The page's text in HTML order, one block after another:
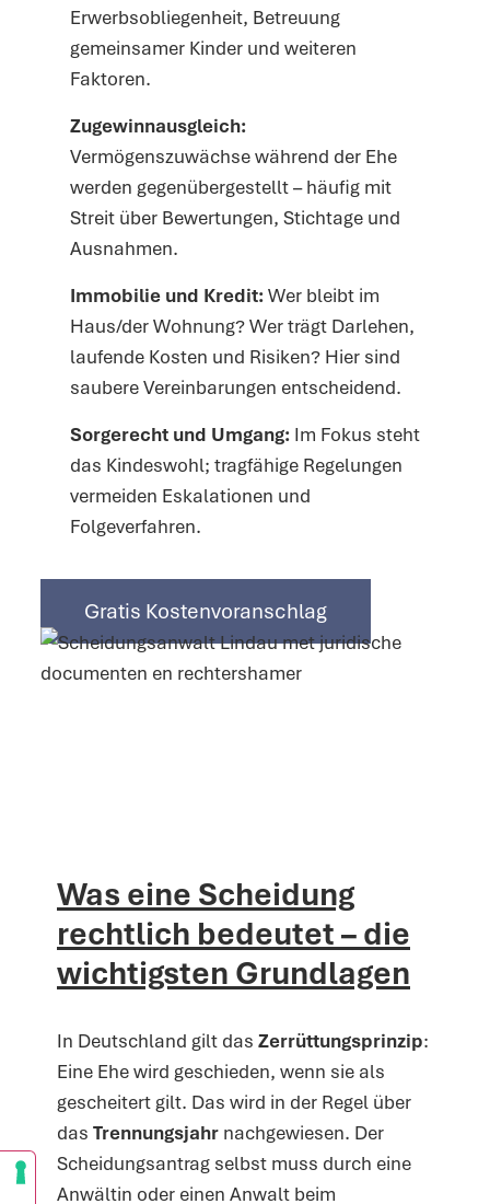
Erwerbsobliegenheit, Betreuung
gemeinsamer Kinder und weiteren
Faktoren.
Zugewinnausgleich:
Vermögenszuwächse während der Ehe
werden gegenübergestellt – häufig mit
Streit über Bewertungen, Stichtage und
Ausnahmen.
Immobilie und Kredit:Wer bleibt im
Haus/der Wohnung? Wer trägt Darlehen,
laufende Kosten und Risiken? Hier sind
saubere Vereinbarungen entscheidend.
Sorgerecht und Umgang: Im Fokus steht
das Kindeswohl; tragfähige Regelungen
vermeiden Eskalationen und
Folgeverfahren.
Gratis Kostenvoranschlag
Was eine Scheidung
rechtlich bedeutet – die
wichtigsten Grundlagen
In Deutschland gilt das Zerrüttungsprinzip:
Eine Ehe wird geschieden, wenn sie als
gescheitert gilt. Das wird in der Regel über
das Trennungsjahr nachgewiesen. Der
Scheidungsantrag selbst muss durch eine
Anwältin oder einen Anwalt beim